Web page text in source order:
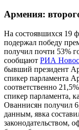
Армения:
На состоявшихся 19
подержал победу
получил почти 53%
сообщают РИА
бывший президент
спикер парламента
соответственно
спикер парламента,
Ованнисян получил
данным, явка
законодательством,